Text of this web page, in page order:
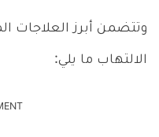
وتتضمن أبرز العلاجات
الالتهاب ما يلي: